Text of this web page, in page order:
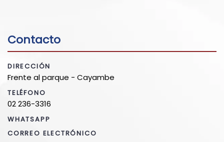
Contacto
DIRECCIÓN
Frente al parque - Cayambe
TELÉFONO
02 236-3316
WHATSAPP
CORREO ELECTRÓNICO